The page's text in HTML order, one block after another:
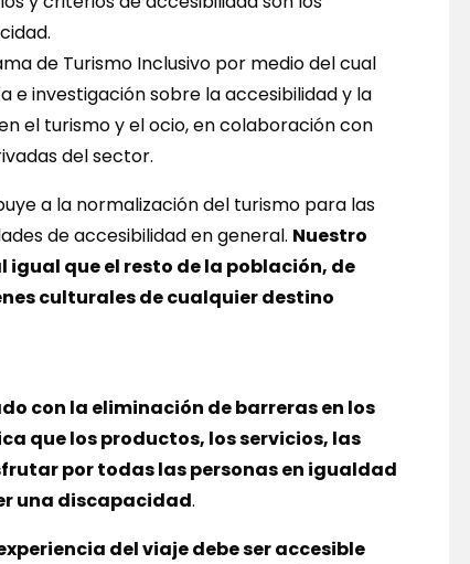
de Turismo Inclusivo por medio del cual
e investigación sobre la accesibilidad y la
el turismo y el ocio, en colaboración con
del sector.
a la normalización del turismo para las
de accesibilidad en general. Nuestro
que el resto de la población, de
culturales de cualquier destino
con la eliminación de barreras en los
que los productos, los servicios, las
por todas las personas en igualdad
una discapacidad.
del viaje debe ser accesible